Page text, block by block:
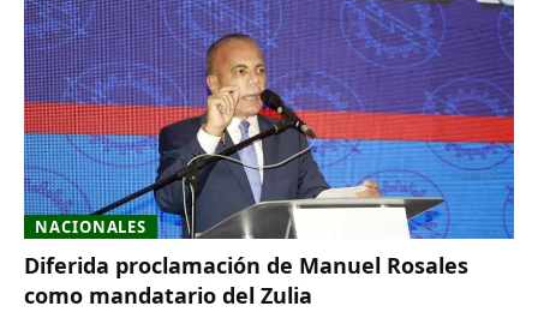
NACIONALES
Diferida proclamación de Manuel Rosales
como mandatario del Zulia